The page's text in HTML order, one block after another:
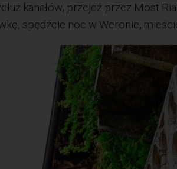
kanałów, przejdź przez Most
spędźcie noc w Weronie,